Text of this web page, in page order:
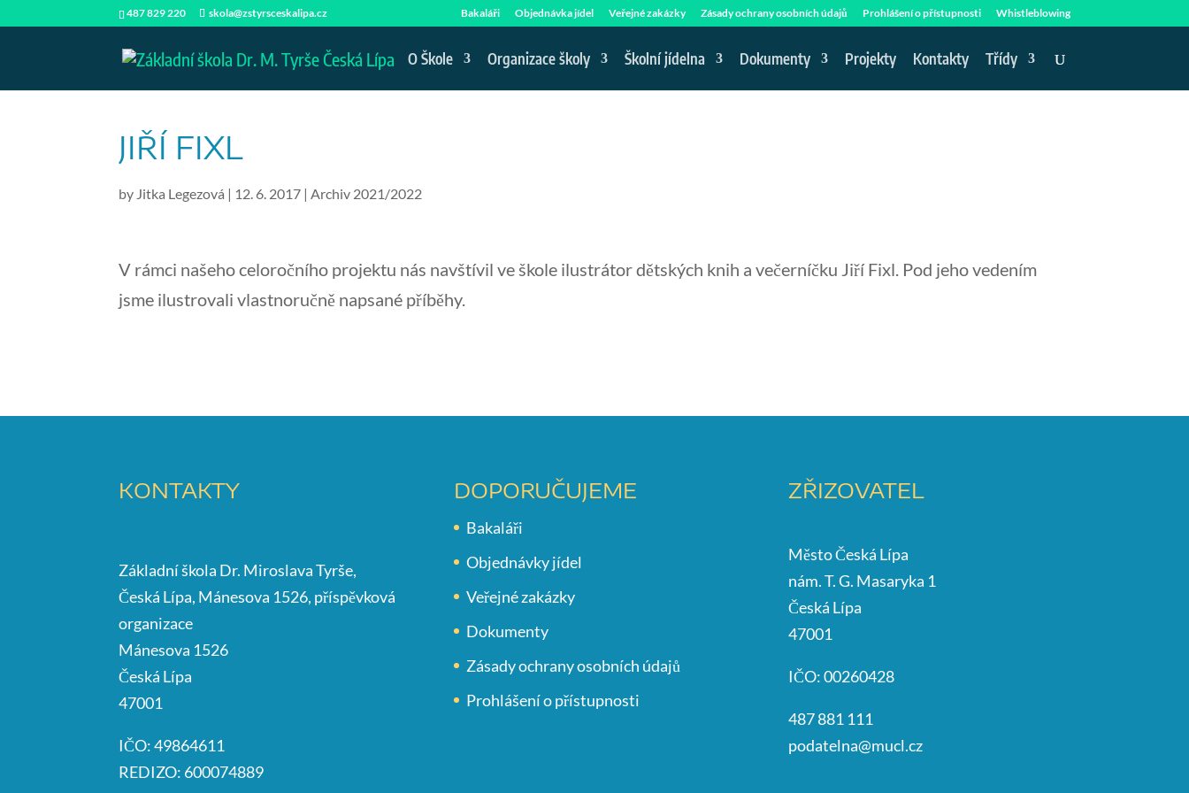
487 829 220 skola@zstyrsceskalipa.cz Bakaláři Objednávka jídel Veřejné zakázky Zásady ochrany osobních údajů Prohlášení o přístupnosti Whistleblowing
O Škole Organizace školy Školní jídelna Dokumenty Projekty Kontakty Třídy
JIŘÍ FIXL
by Jitka Legezová | 12. 6. 2017 |Archiv 2021/2022
V rámci našeho celoročního projektu nás navštívil ve škole ilustrátor dětských knih a večerníčku Jiří Fixl. Pod jeho vedením
jsme ilustrovali vlastnoručně napsané příběhy.
KONTAKTY
Základní škola Dr. Miroslava Tyrše,
Česká Lípa, Mánesova 1526, příspěvková
organizace
Mánesova 1526
Česká Lípa
47001
IČO: 49864611
REDIZO: 600074889
DOPORUČUJEME
Bakaláři
Objednávky jídel
Veřejné zakázky
Dokumenty
Zásady ochrany osobních údajů
Prohlášení o přístupnosti
ZŘIZOVATEL
Město Česká Lípa
nám. T. G. Masaryka 1
Česká Lípa
47001
IČO: 00260428
487 881 111
podatelna@mucl.cz